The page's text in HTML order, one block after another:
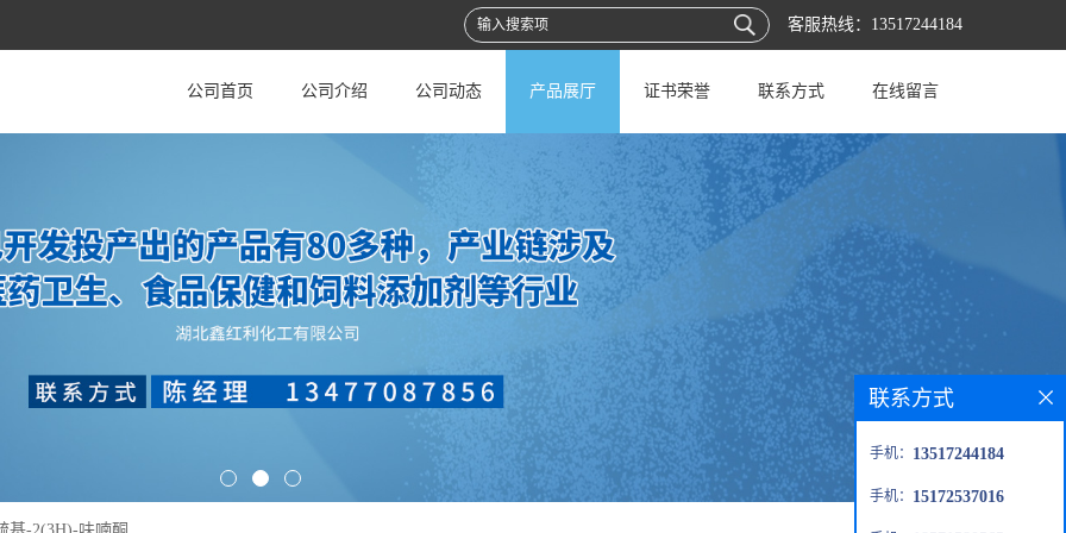
客服热线： 13517244184
公司首页 公司介绍 公司动态 产品展厅 证书荣誉 联系方式 在线留言
联系方式
手机： 13517244184
手机： 15172537016